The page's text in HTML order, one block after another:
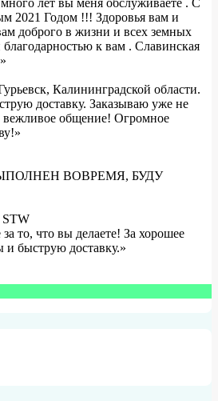
лет вы меня обслуживаете . С
2021 Годом !!! Здоровья вам и
доброго в жизни и всех земных
к вам . Славинская
»
Калининградской области.
доставку. Заказываю уже не
вежливое общение! Огромное
ВОВРЕМЯ, БУДУ
STW
то, что вы делаете! За хорошее
быструю доставку.»